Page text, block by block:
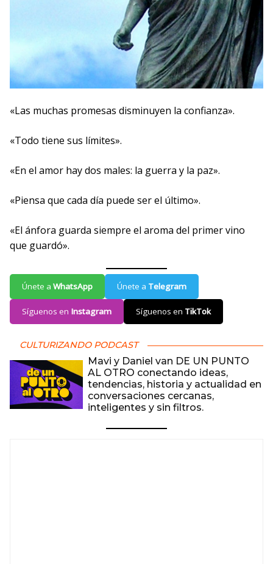
«Las muchas promesas disminuyen la confianza».
«Todo tiene sus límites».
«En el amor hay dos males: la guerra y la paz».
«Piensa que cada día puede ser el último».
«El ánfora guarda siempre el aroma del primer vino
que guardó».
Únete a WhatsApp Únete a Telegram
Síguenos en Instagram Síguenos en TikTok
CULTURIZANDO PODCAST
Mavi y Daniel van DE UN PUNTO
AL OTRO conectando ideas,
tendencias, historia y actualidad en
conversaciones cercanas,
inteligentes y sin filtros.